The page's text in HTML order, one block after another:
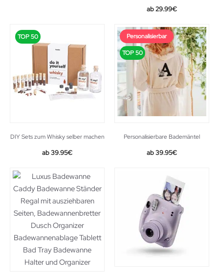
29.99€
TOP 50
DIY Sets zum Whisky selber machen
39.95€
Personalisierbar
TOP 50
Personalisierbare Bademäntel
39.95€